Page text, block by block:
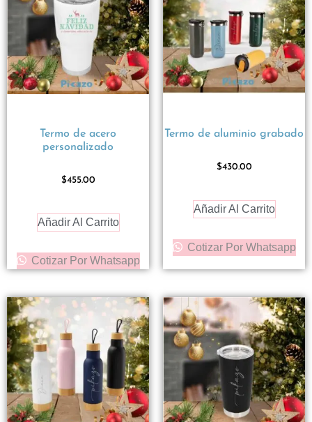
Termo de acero
personalizado
$455.00
Añadir Al Carrito
Cotizar Por Whatsapp
Termo de aluminio grabado
$430.00
Añadir Al Carrito
Cotizar Por Whatsapp